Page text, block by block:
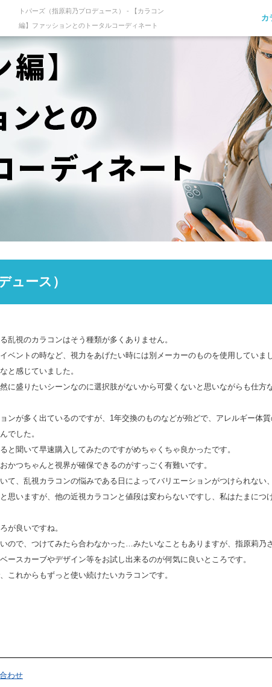
トパーズ（指原莉乃プロデュース） - 【カラコン
編】ファッションとのトータルコーディネート
カ
ュース）
乱視のカラコンはそう種類が多くありません。
ベントの時など、視力をあげたい時には別メーカーのものを使用していま
と感じていました。
に盛りたいシーンなのに選択肢がないから可愛くないと思いながらも仕
ンが多く出ているのですが、1年交換のものなどが殆どで、アレルギー体
でした。
と聞いて早速購入してみたのですがめちゃくちゃ良かったです。
かつちゃんと視界が確保できるのがすっごく有難いです。
て、乱視カラコンの悩みである日によってバリエーションがつけられない
思いますが、他の近視カラコンと値段は変わらないですし、私はたまにつ
が良いですね。
ので、つけてみたら合わなかった…みたいなこともありますが、指原莉乃
ースカーブやデザイン等をお試し出来るのが何気に良いところです。
これからもずっと使い続けたいカラコンです。
わせ